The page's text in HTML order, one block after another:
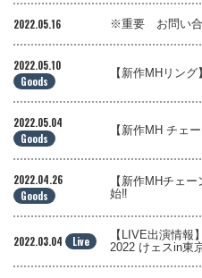
2022.05.16 ※重要 お問い合
2022.05.10
Goods
【新作MHリン
2022.05.04
Goods
【新作MH チェ
2022.04.26
Goods
【新作MHチェ
始‼
2022.03.04 Live
【LIVE出演情報
2022 けェスin東